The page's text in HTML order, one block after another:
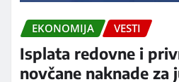
EKONOMIJA VESTI
Isplata redovne i
novčane naknade za